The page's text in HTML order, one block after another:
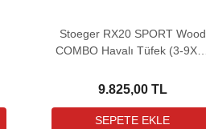
Stoeger RX20 SPORT Wood
COMBO Havalı Tüfek (3-9X32
9.825,00 TL